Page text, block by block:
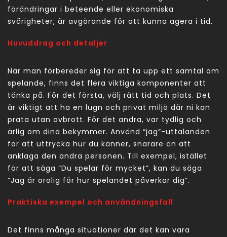
förändringar i beteende eller ekonomiska
svårigheter, är avgörande för att kunna agera i tid.
Huvuddrag och detaljer
När man förbereder sig för att ta upp ett samtal om
spelande, finns det flera viktiga komponenter att
tänka på. För det första, välj rätt tid och plats. Det
är viktigt att ha en lugn och privat miljö där ni kan
prata utan avbrott. För det andra, var tydlig och
ärlig om dina bekymmer. Använd “jag”-uttalanden
för att uttrycka hur du känner, snarare än att
anklaga den andra personen. Till exempel, istället
för att säga “Du spelar för mycket”, kan du säga
“Jag är orolig för hur spelandet påverkar dig”.
Praktiska exempel och användningsfall
Det finns många situationer där det kan vara